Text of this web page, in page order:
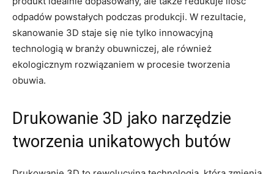
odpadów ⁣powstałych podczas⁣ produkcji. W rezultacie,
skanowanie‍ 3D ‍staje się nie tylko ⁣innowacyjną
technologią w branży obuwniczej,⁢ ale również
ekologicznym rozwiązaniem‌ w procesie ⁣tworzenia
obuwia.
Drukowanie ‌3D jako narzędzie
tworzenia ‍unikatowych butów